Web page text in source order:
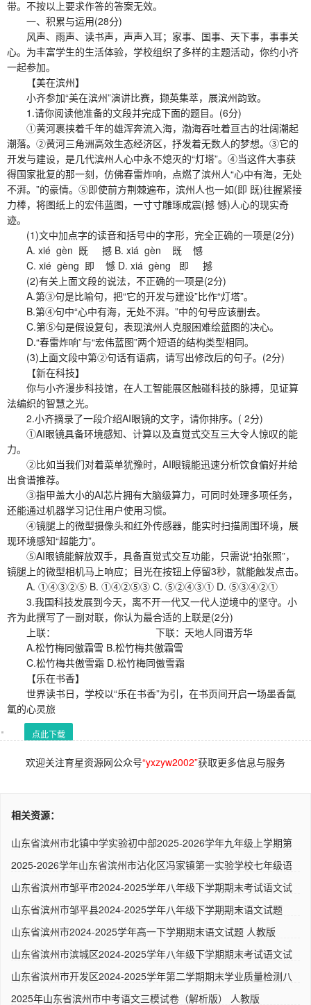
带。不按以上要求作答的答案无效。
一、积累与运用(28分)
风声、雨声、读书声，声声入耳；家事、国事、天下事，事事关
心。为丰富学生的生活体验，学校组织了多样的主题活动，你约小齐
一起参加。
【美在滨州】
小齐参加“美在滨州”演讲比赛，撷英集萃，展滨州韵致。
1.请你阅读他准备的文段并完成下面的题目。(6分)
①黄河裹挟着千年的雄浑奔流入海，渤海吞吐着亘古的壮阔潮起
潮落。②黄河三角洲高效生态经济区，抒发着无数人的梦想。③它的
开发与建设，是几代滨州人心中永不熄灭的“灯塔”。④当这件大事获
得国家批复的那一刻，仿佛春雷炸响，点燃了滨州人“心中有海，无处
不湃。”的豪情。⑤即使前方荆棘遍布，滨州人也一如(即 既)往握紧接
力棒，将图纸上的宏伟蓝图，一寸寸雕琢成震(撼 憾)人心的现实奇
迹。
(1)文中加点字的读音和括号中的字形，完全正确的一项是(2分)
A. xié gèn 既 撼 B. xiá gèn 既 憾
C. xié gèng 即 憾 D. xiá gèng 即 撼
(2)有关上面文段的说法，不正确的一项是(2分)
A.第③句是比喻句，把“它的开发与建设”比作“灯塔”。
B.第④句中“心中有海，无处不湃。”中的句号应该删去。
C.第⑤句是假设复句，表现滨州人克服困难绘蓝图的决心。
D.“春雷炸响”与“宏伟蓝图”两个短语的结构类型相同。
(3)上面文段中第②句话有语病，请写出修改后的句子。(2分)
【新在科技】
你与小齐漫步科技馆，在人工智能展区触碰科技的脉搏，见证算
法编织的智慧之光。
2.小齐摘录了一段介绍AI眼镜的文字，请你排序。( 2分)
①AI眼镜具备环境感知、计算以及直觉式交互三大令人惊叹的能
力。
②比如当我们对着菜单犹豫时，AI眼镜能迅速分析饮食偏好并给
出食谱推荐。
③指甲盖大小的AI芯片拥有大脑级算力，可同时处理多项任务，
还能通过机器学习记住用户使用习惯。
④镜腿上的微型摄像头和红外传感器，能实时扫描周围环境，展
现环境感知“超能力”。
⑤AI眼镜能解放双手，具备直觉式交互功能，只需说“拍张照”，
镜腿上的微型相机马上响应；目光在按钮上停留3秒，就能触发点击。
A. ①④③②⑤ B. ①④②⑤③ C. ⑤②④③① D. ⑤③④②①
3.我国科技发展到今天，离不开一代又一代人逆境中的坚守。小
齐为此撰写了一副对联，你认为最合适的上联是(2分)
上联： 下联：天地人同谱芳华
A.松竹梅同傲霜雪 B.松竹梅共傲霜雪
C.松竹梅共傲雪霜 D.松竹梅同傲雪霜
【乐在书香】
世界读书日，学校以“乐在书香”为引，在书页间开启一场墨香氤
氲的心灵旅
点此下载
欢迎关注育星资源网公众号“yxzyw2002”获取更多信息与服务
相关资源：
山东省滨州市北镇中学实验初中部2025-2026学年九年级上学期第
2025-2026学年山东省滨州市沾化区冯家镇第一实验学校七年级语
山东省滨州市邹平市2024-2025学年八年级下学期期末考试语文试
山东省滨州市邹平县2024-2025学年八年级下学期期末语文试题
山东省滨州市2024-2025学年高一下学期期末语文试题 人教版
山东省滨州市滨城区2024-2025学年八年级下学期期末考试语文试
山东省滨州市开发区2024-2025学年第二学期期末学业质量检测八
2025年山东省滨州市中考语文三模试卷（解析版） 人教版